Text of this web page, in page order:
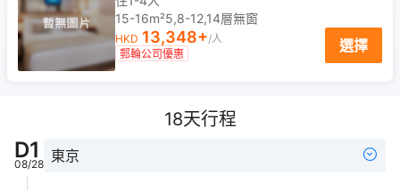
15-16m²5,8-12,14層無窗
HKD 13,348+/人
郵輪公司優惠
選擇
18天行程
D1
08/28 東京